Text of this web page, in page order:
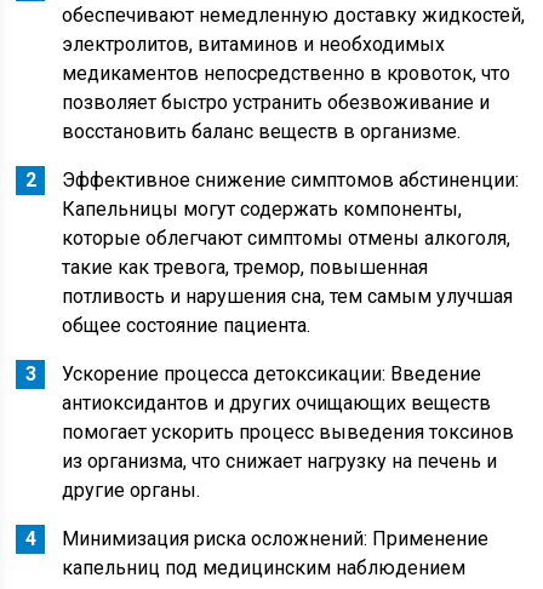
обеспечивают немедленную доставку жидкостей,
электролитов, витаминов и необходимых
медикаментов непосредственно в кровоток, что
позволяет быстро устранить обезвоживание и
восстановить баланс веществ в организме.
Эффективное снижение симптомов абстиненции:
Капельницы могут содержать компоненты,
которые облегчают симптомы отмены алкоголя,
такие как тревога, тремор, повышенная
потливость и нарушения сна, тем самым улучшая
общее состояние пациента.
Ускорение процесса детоксикации: Введение
антиоксидантов и других очищающих веществ
помогает ускорить процесс выведения токсинов
из организма, что снижает нагрузку на печень и
другие органы.
Минимизация риска осложнений: Применение
капельниц под медицинским наблюдением